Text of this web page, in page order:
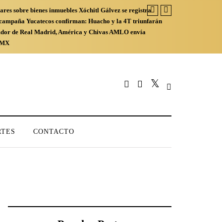
sobre bienes inmuebles Xóchitl Gálvez se registra
Yucatecos confirman: Huacho y la 4T triunfarán
de Real Madrid, América y ChivasAMLO envía
CONTACTO